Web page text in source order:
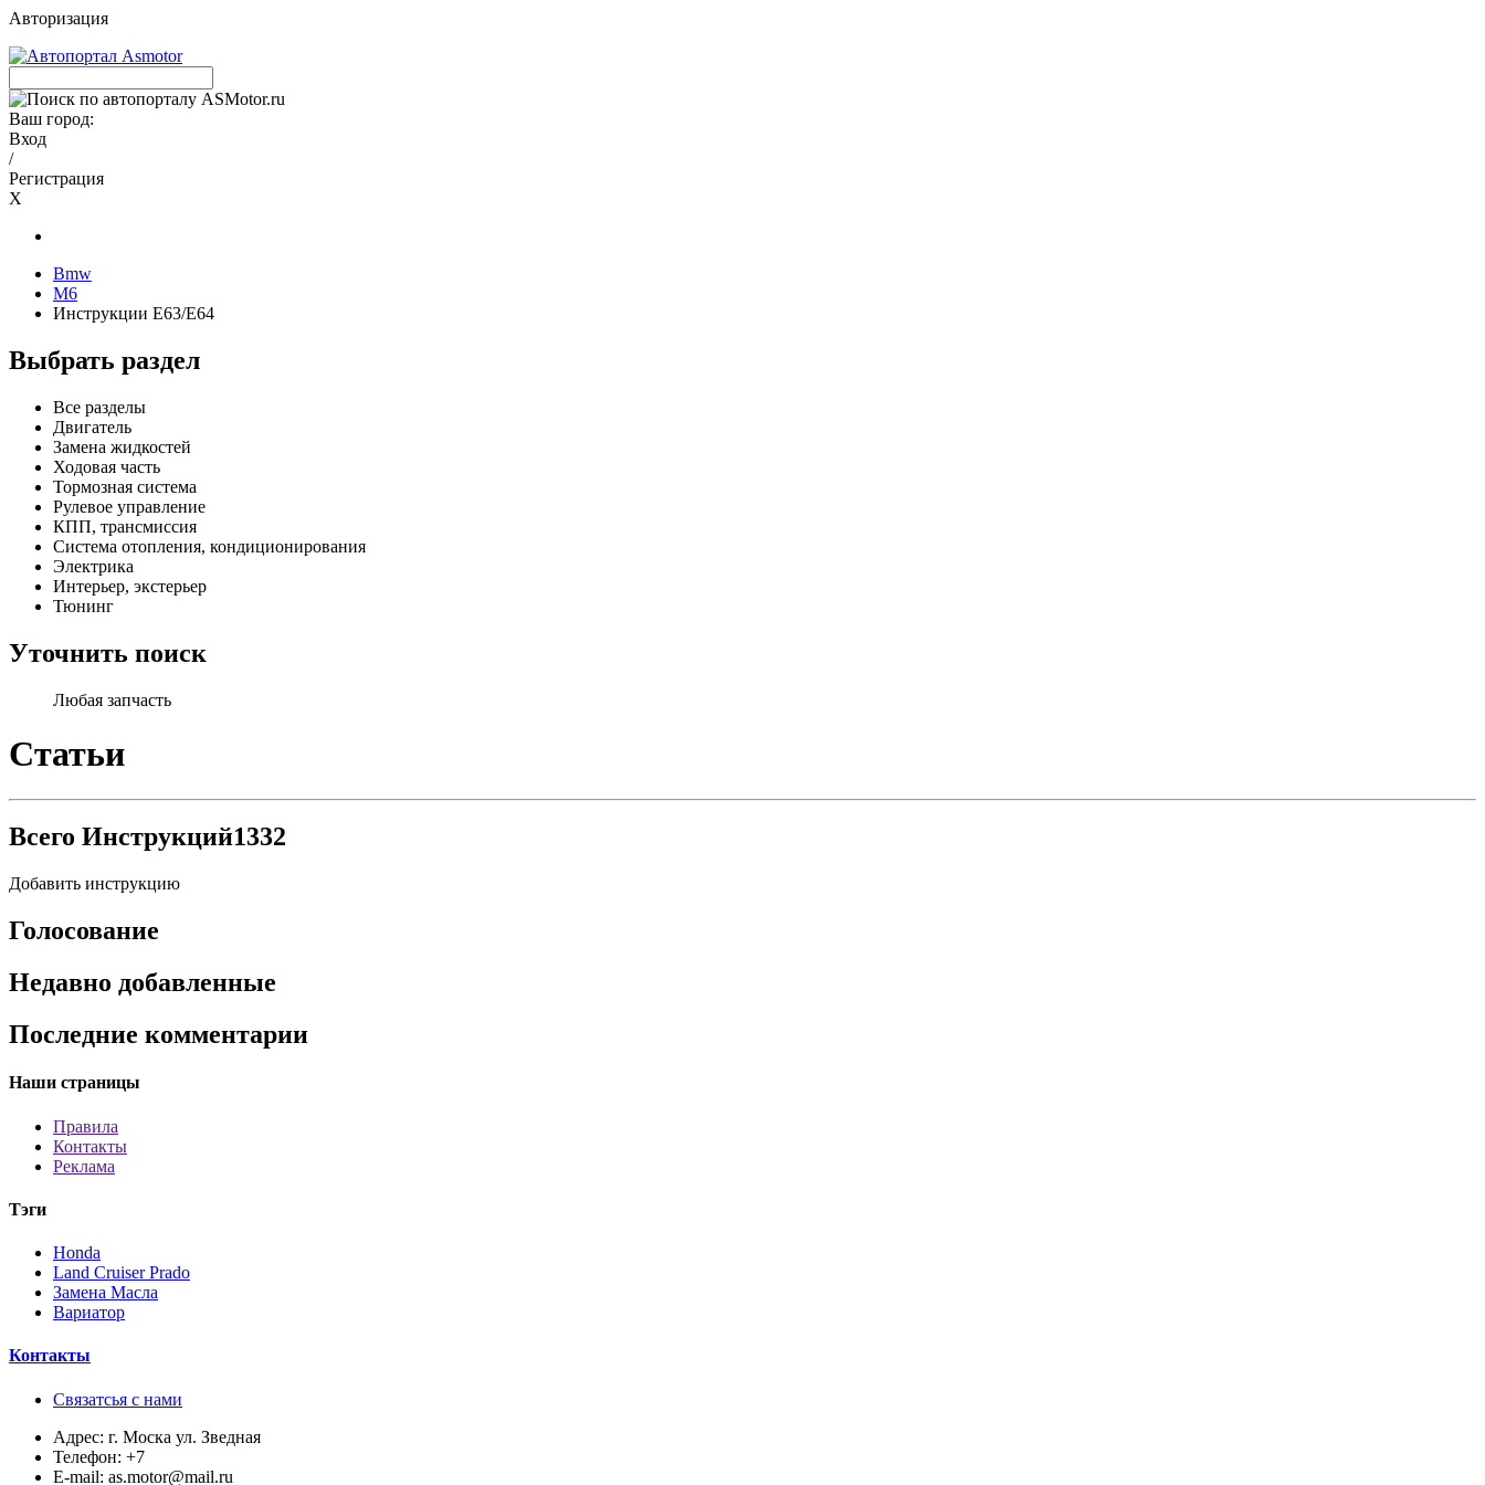
Авторизация
Ваш город:
Вход
/
Регистрация
X
Bmw
M6
Инструкции E63/E64
Выбрать раздел
Все разделы
Двигатель
Замена жидкостей
Ходовая часть
Тормозная система
Рулевое управление
КПП, трансмиссия
Система отопления, кондиционирования
Электрика
Интерьер, экстерьер
Тюнинг
Уточнить поиск
Любая запчасть
Статьи
Всего Инструкций1332
Добавить инструкцию
Голосование
Недавно добавленные
Последние комментарии
Наши страницы
Правила
Контакты
Реклама
Тэги
Honda
Land Cruiser Prado
Замена Масла
Вариатор
Контакты
Связатсья с нами
Адрес: г. Моска ул. Зведная
Телефон: +7
E-mail: as.motor@mail.ru